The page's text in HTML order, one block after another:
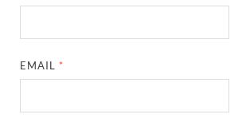
EMAIL *